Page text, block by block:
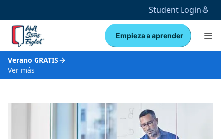
Student Login
Empieza a aprender
Verano GRATIS
Ver más